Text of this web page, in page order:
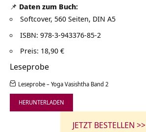
📌 Daten zum Buch:
Softcover, 560 Seiten, DIN A5
ISBN: 978-3-943376-85-2
Preis: 18,90 €
Leseprobe
Leseprobe – Yoga Vasishtha Band 2
HERUNTERLADEN
JETZT BESTELLEN >>